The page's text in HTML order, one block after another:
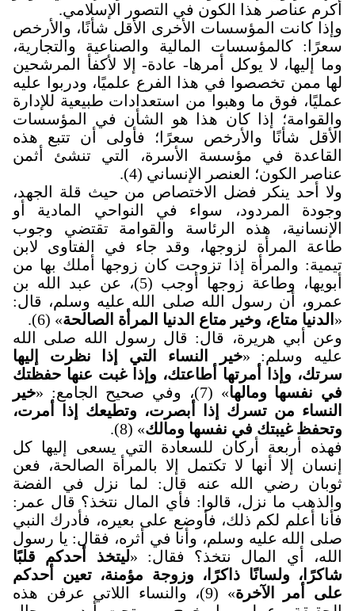
أكرم عناصر هذا الكون في التصور الإسلامي.
وإذا كانت المؤسسات الأخرى الأقل شأنًا، والأرخص
سعرًا: كالمؤسسات المالية والصناعية والتجارية،
وما إليها، لا يوكل أمرها- عادة- إلا لأكفأ المرشحين
لها ممن تخصصوا في هذا الفرع علميًا، ودربوا عليه
عمليًا، فوق ما وهبوا من استعدادات طبيعية للإدارة
والقوامة؛ إذا كان هذا هو الشأن في المؤسسات
الأقل شأنًا والأرخص سعرًا؛ فأولى أن تتبع هذه
القاعدة في مؤسسة الأسرة، التي تنشئ أثمن
عناصر الكون؛ العنصر الإنساني (4).
ولا أحد ينكر فضل الاختصاص من حيث قلة الجهد،
وجودة المردود، سواء في النواحي المادية أو
الإنسانية، هذه الرئاسة والقوامة تقتضي وجوب
طاعة المرأة لزوجها، وقد جاء في الفتاوى لابن
تيمية: والمرأة إذا تزوجت كان زوجها أملك بها من
أبويها، وطاعة زوجها أوجب (5)، عن عبد الله بن
عمرو، أن رسول الله صلى الله عليه وسلم، قال:
« الدنيا متاع، وخير متاع الدنيا المرأة الصالحة» (6).
وعن أبي هريرة، قال: قال رسول الله صلى الله
عليه وسلم: «خير النساء التي إذا نظرت إليها
سرتك، وإذا أمرتها أطاعتك، وإذا غبت عنها حفظتك
في نفسها ومالها» (7)، وفي صحيح الجامع: «
خير
النساء من تسرك إذا أبصرت، وتطيعك إذا أمرت،
وتحفظ غيبتك في نفسها ومالك» (8).
فهذه أربعة أركان للسعادة التي يسعى إليها كل
إنسان إلا أنها لا تكتمل إلا بالمرأة الصالحة، فعن
ثوبان رضي الله عنه قال: لما نزل في الفضة
والذهب ما نزل، قالوا: فأي المال نتخذ؟ قال عمر:
فأنا أعلم لكم ذلك، فأوضع على بعيره، فأدرك النبي
صلى الله عليه وسلم، وأنا في أثره، فقال: يا رسول
الله، أي المال نتخذ؟ فقال: «ليتخذ أحدكم قلبًا
شاكرًا، ولسانًا ذاكرًا، وزوجة مؤمنة، تعين أحدكم
على أمر الآخرة
» (9)، والنساء اللاتي عرفن هذه